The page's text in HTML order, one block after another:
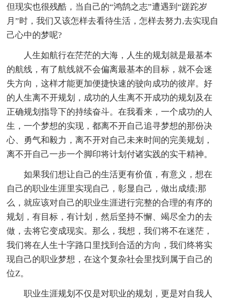
但现实也很残酷，当自己的“鸿鹄之志”遭遇到“蹉跎岁
月”时，我们又该怎样去看待生活，怎样去努力,去实现自
己心中的梦呢?
人生如航行在茫茫的大海，人生的规划就是最基本
的航线，有了航线就不会偏离最基本的目标，就不会迷
失方向，这样才能更加便捷快速的驶向成功的彼岸。好
的人生离不开规划，成功的人生离不开成功的规划及在
正确规划指导下的持续奋斗。在我看来，一个成功的人
生，一个梦想的实现，都离不开自己追寻梦想的那份决
心、勇气和毅力，离不开对自己未来时间的完美规划，
离不开自己一步一个脚印将计划付诸实践的实干精神。
如果我们想让自己的生活更有价值，有意义，想在
自己的职业生涯里实现自己，彰显自己，做出成绩;那
么，就应该对自己的职业生涯进行完整的合理的有序的
规划，有目标，有计划，然后坚持不懈、竭尽全力的去
做，去将它变成现实。那么，我想，我们将不在迷茫，
我们将在人生十字路口里找到合适的方向，我们终将实
现自己的职业梦想，在这个复杂社会里找到属于自己的
位Z。
职业生涯规划不仅是对职业的规划，更是对自我人